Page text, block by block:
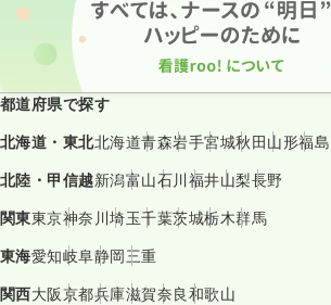
都道府県で探す
北海道・東北北海道青森岩手宮城秋田山形福島
北陸・甲信越新潟富山石川福井山梨長野
関東東京神奈川埼玉千葉茨城栃木群馬
東海愛知岐阜静岡三重
関西大阪京都兵庫滋賀奈良和歌山